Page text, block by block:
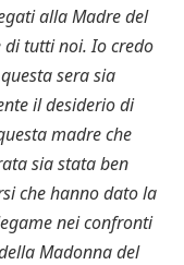
alla Madre del
di tutti noi. Io credo
sera sia
il desiderio di
madre che
sia stata ben
che hanno dato la
nei confronti
Madonna del